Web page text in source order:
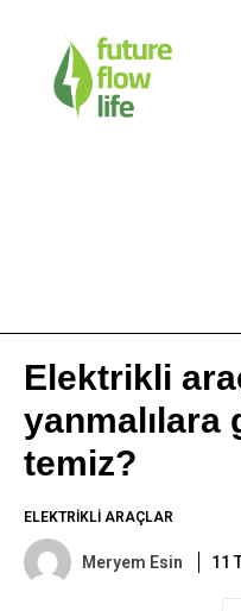
Elektrikli
yanmalılara
temiz?
ELEKTRIKLI ARAÇLAR
Meryem Esin 11